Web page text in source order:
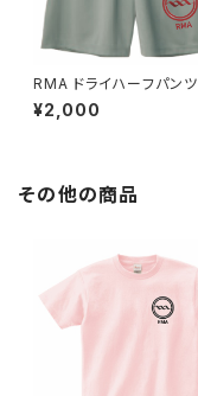
RMA ドライハーフパンツ
¥2,000
その他の商品